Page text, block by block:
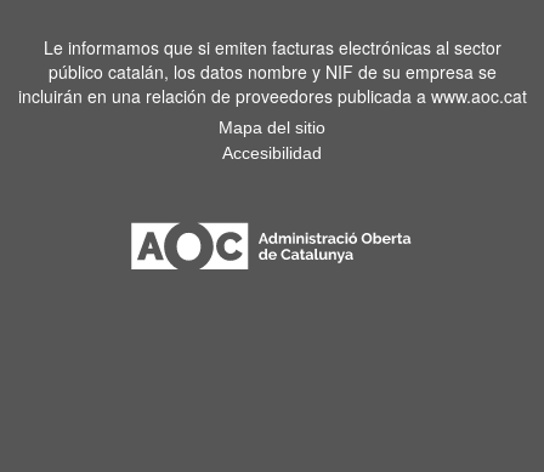
Le informamos que si emiten facturas electrónicas al sector
público catalán, los datos nombre y NIF de su empresa se
incluirán en una relación de proveedores publicada a www.aoc.cat
Mapa del sitio
Accesibilidad